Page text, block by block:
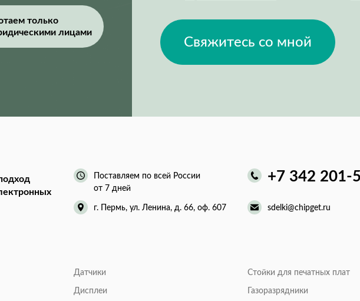
только
лицами
Свяжитесь со мной
Поставляем по всей России
от 7 дней
+7 342 201-
г. Пермь, ул. Ленина, д. 66, оф. 607 sdelki@chipget.ru
Датчики
Дисплеи
Стойки для печатных плат
Газоразрядники